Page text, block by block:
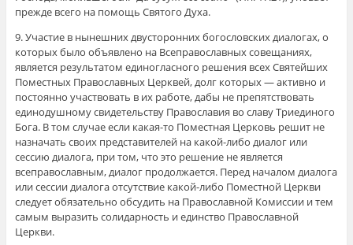
прежде всего на помощь Святого Духа.
9. Участие в нынешних двусторонних богословских диалогах, о
которых было объявлено на Всеправославных совещаниях,
является результатом единогласного решения всех Святейших
Поместных Православных Церквей, долг которых — активно и
постоянно участвовать в их работе, дабы не препятствовать
единодушному свидетельству Православия во славу Триединого
Бога. В том случае если какая-то Поместная Церковь решит не
назначать своих представителей на какой-либо диалог или
сессию диалога, при том, что это решение не является
всеправославным, диалог продолжается. Перед началом диалога
или сессии диалога отсутствие какой-либо Поместной Церкви
следует обязательно обсудить на Православной Комиссии и тем
самым выразить солидарность и единство Православной
Церкви.